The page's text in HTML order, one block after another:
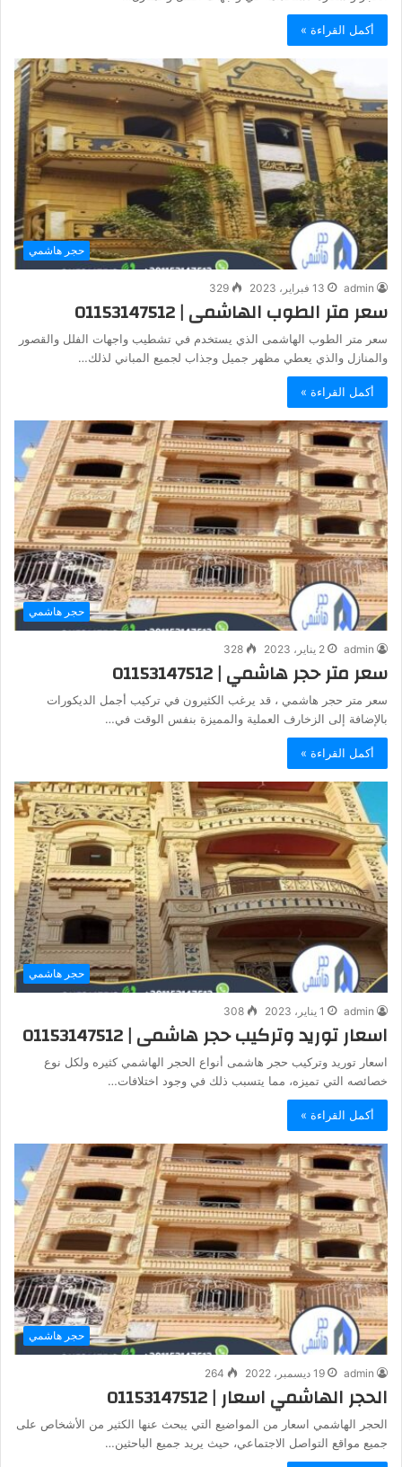
أكمل القراءة »
حجر هاشمي
admin 13 فبراير، 2023 329
سعر متر الطوب الهاشمى | 01153147512
سعر متر الطوب الهاشمى الذي يستخدم في تشطيب واجهات الفلل والقصور
والمنازل والذي يعطي مظهر جميل وجذاب لجميع المباني لذلك…
أكمل القراءة »
حجر هاشمي
admin 2 يناير، 2023 328
سعر متر حجر هاشمي | 01153147512
سعر متر حجر هاشمي ، قد يرغب الكثيرون في تركيب أجمل الديكورات
بالإضافة إلى الزخارف العملية والمميزة بنفس الوقت في…
أكمل القراءة »
حجر هاشمي
admin 1 يناير، 2023 308
اسعار توريد وتركيب حجر هاشمى | 01153147512
اسعار توريد وتركيب حجر هاشمى أنواع الحجر الهاشمي كثيره ولكل نوع
خصائصه التي تميزه، مما يتسبب ذلك في وجود اختلافات…
أكمل القراءة »
حجر هاشمي
admin 19 ديسمبر، 2022 264
الحجر الهاشمي اسعار | 01153147512
الحجر الهاشمي اسعار من المواضيع التي يبحث عنها الكثير من الأشخاص على
جميع مواقع التواصل الاجتماعي، حيث يريد جميع الباحثين…